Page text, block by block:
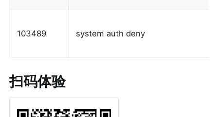
103489 system auth deny
扫码体验